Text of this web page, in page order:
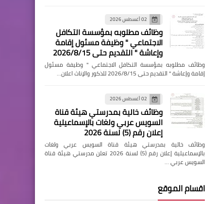
02 أغسطس 2026
وظائف مطلوبه بمؤسسة التكافل
الاجتماعي " وظيفة مسئول إقامة
وإعاشة " التقديم حتى 2026/8/15
وظائف مطلوبه بمؤسسة التكافل الاجتماعي " وظيفة مسئول
إقامة وإعاشة " التقديم حتى 2026/8/15 للذكور والإناث اعلان…
02 أغسطس 2026
وظائف خالية بمدرستي هيئة قناة
السويس عربي ولغات بالإسماعيلية
إعلان رقم (5) لسنة 2026
وظائف خالية بمدرستي هيئة قناة السويس عربي ولغات
بالإسماعيلية إعلان رقم (5) لسنة 2026 تعلن مدرستي هيئة قناة
السويس عربي …
اقسام الموقع